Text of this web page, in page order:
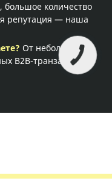
большое количество
репутация — наша
От небольших
B2B-транзакций.